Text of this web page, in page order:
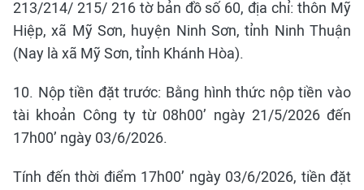
213/214/ 215/ 216 tờ bản đồ số 60, địa chỉ: thôn Mỹ
Hiệp, xã Mỹ Sơn, huyện Ninh Sơn, tỉnh Ninh Thuận
(Nay là xã Mỹ Sơn, tỉnh Khánh Hòa).
10. Nộp tiền đặt trước: Bằng hình thức nộp tiền vào
tài khoản Công ty từ 08h00’ ngày 21/5/2026 đến
17h00’ ngày 03/6/2026.
Tính đến thời điểm 17h00’ ngày 03/6/2026, tiền đặt